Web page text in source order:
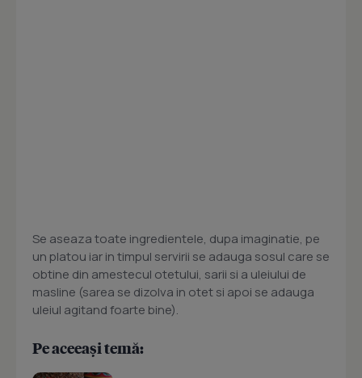
Se aseaza toate ingredientele, dupa imaginatie, pe
un platou iar in timpul servirii se adauga sosul care se
obtine din amestecul otetului, sarii si a uleiului de
masline (sarea se dizolva in otet si apoi se adauga
uleiul agitand foarte bine).
Pe aceeași temă: